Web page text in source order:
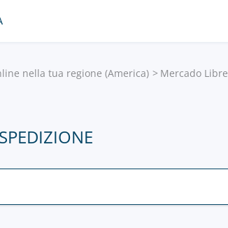
nella tua regione (America) Mercado